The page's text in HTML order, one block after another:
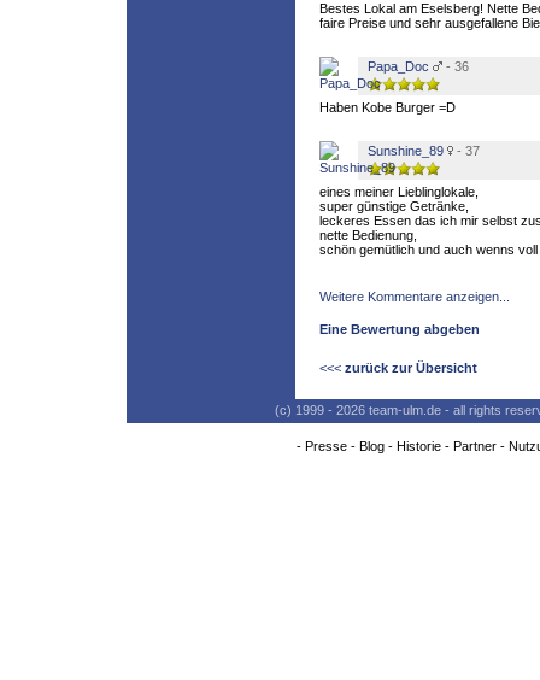
Bestes Lokal am Eselsberg! Nette
faire Preise und sehr ausgefallene
Papa_Doc - 36
Haben Kobe Burger =D
Sunshine_89 - 37
eines meiner Lieblinglokale,
super günstige Getränke,
leckeres Essen das ich mir selbst
nette Bedienung,
schön gemütlich und auch wenns
Weitere Kommentare anzeigen...
Eine Bewertung abgeben
<<< zurück zur Übersicht
(c) 1999 - 2026 team-ulm.de - all rights
- Presse- Blog- Historie- Partner-